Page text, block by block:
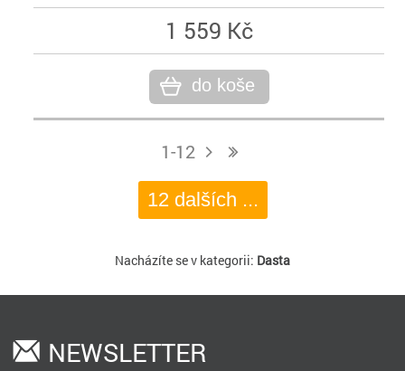
1 559 Kč
do koše
1-12 j n
12 dalších ...
Nacházíte se v kategorii: Dasta
NEWSLETTER